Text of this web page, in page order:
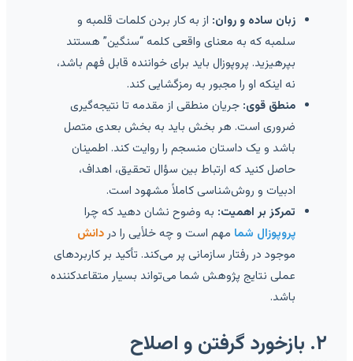
زبان ساده و روان: از به کار بردن کلمات قلمبه و
سلمبه که به معنای واقعی کلمه “سنگین” هستند
بپرهیزید. پروپوزال باید برای خواننده قابل فهم باشد،
نه اینکه او را مجبور به رمزگشایی کند.
منطق قوی: جریان منطقی از مقدمه تا نتیجه‌گیری
ضروری است. هر بخش باید به بخش بعدی متصل
باشد و یک داستان منسجم را روایت کند. اطمینان
حاصل کنید که ارتباط بین سؤال تحقیق، اهداف،
ادبیات و روش‌شناسی کاملاً مشهود است.
تمرکز بر اهمیت:به وضوح نشان دهید که چرا
پروپوزال شمامهم است و چه خلأیی را دردانش
موجود در رفتار سازمانی پر می‌کند. تأکید بر کاربردهای
عملی نتایج پژوهش شما می‌تواند بسیار متقاعدکننده